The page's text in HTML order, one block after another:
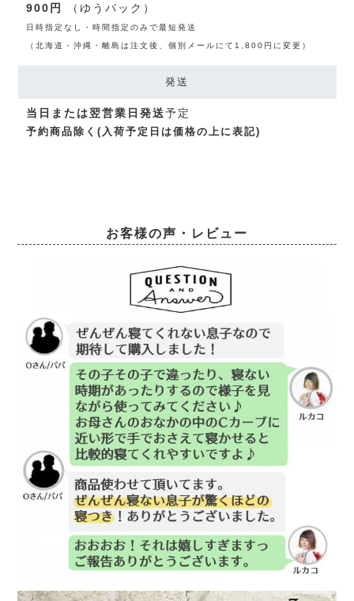
900円 （ゆうパック）
日時指定なし・時間指定のみで最短発送
（北海道・沖縄・離島は注文後、個別メールにて1,800円に変更）
発送
当日または翌営業日発送予定
予約商品除く(入荷予定日は価格の上に表記)
お客様の声・レビュー